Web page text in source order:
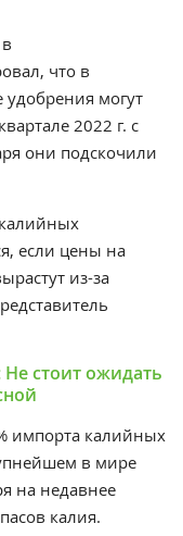
что в
могут
2022 г. с
они подскочили
если цены на
из-за
стоит ожидать
импорта калийных
в мире
на недавнее
калия.